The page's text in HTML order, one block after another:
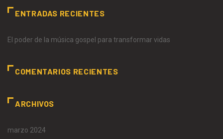
ENTRADAS RECIENTES
El poder de la música gospel para transformar vidas
COMENTARIOS RECIENTES
ARCHIVOS
marzo 2024